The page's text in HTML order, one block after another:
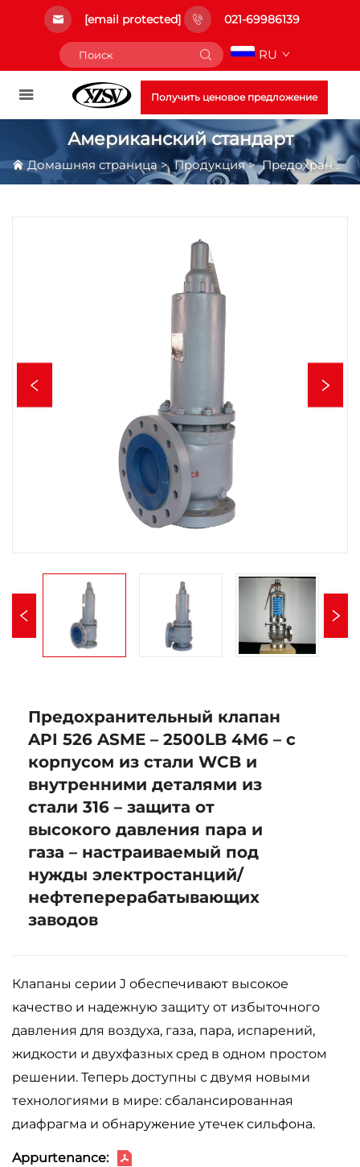
[email protected] 021-69986139
RU
Получить ценовое предложение
Американский стандарт
Домашняя страница>Продукция>Предохранительные Клапаны
Предохранительный клапан
API 526 ASME – 2500LB 4M6 – с
корпусом из стали WCB и
внутренними деталями из
стали 316 – защита от
высокого давления пара и
газа – настраиваемый под
нужды электростанций/
нефтеперерабатывающих
заводов
Клапаны серии J обеспечивают высокое
качество и надежную защиту от избыточного
давления для воздуха, газа, пара, испарений,
жидкости и двухфазных сред в одном простом
решении. Теперь доступны с двумя новыми
технологиями в мире: сбалансированная
диафрагма и обнаружение утечек сильфона.
Appurtenance: